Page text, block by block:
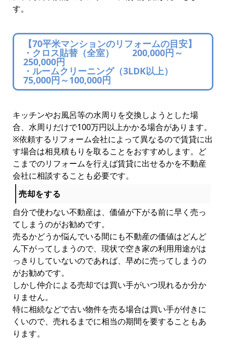
す。
【70平米マンションのリフォームの目安】
・クロス貼替（全室） 200,000円～
250,000円
・ルームクリーニング（3LDK以上）
75,000円～100,000円
キッチンやお風呂等の水周りを交換しようとした場
合、水周りだけで100万円以上かかる場合があります。
※依頼するリフォーム会社によって異なるので賃貸に出
す場合は相見積もりを取ることをおすすめします。ど
こまでのリフォームを行えば賃貸に出せるかを不動産
会社に相談することも必要です。
売却をする
自分で使わない不動産は、価値が下がる前に早く売っ
てしまうのがお勧めです。
売るかどうか悩んでいる間にも不動産の価値はどんど
ん下がってしまうので、現状で空き家の利用用途がは
っきりしていないのであれば、早めに売ってしまうの
がお勧めです。
しかし仲介による売却では買い手がいつ現れるか分か
りません。
特に相続などで古い物件を売る場合は買い手が付きに
くいので、売れるまでに相当の期間を要することもあ
ります。